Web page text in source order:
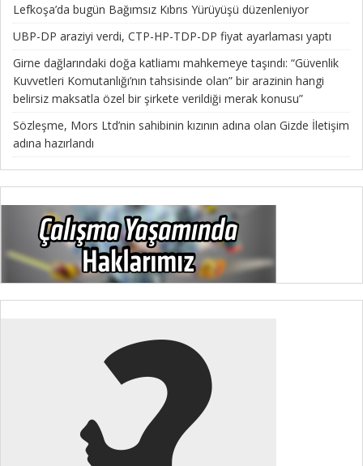
Lefkoşa’da bugün Bağımsız Kıbrıs Yürüyüşü düzenleniyor
UBP-DP araziyi verdi, CTP-HP-TDP-DP fiyat ayarlaması yaptı
Girne dağlarındaki doğa katliamı mahkemeye taşındı: “Güvenlik
Kuvvetleri Komutanlığı’nın tahsisinde olan” bir arazinin hangi
belirsiz maksatla özel bir şirkete verildiği merak konusu”
Sözleşme, Mors Ltd’nin sahibinin kızının adına olan Gizde İletişim
adına hazırlandı